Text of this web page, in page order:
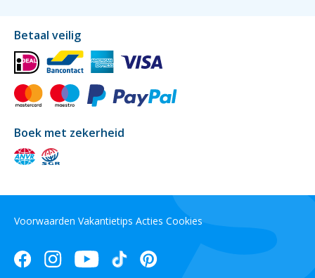
Betaal veilig
Boek met zekerheid
Voorwaarden Vakantietips Acties Cookies